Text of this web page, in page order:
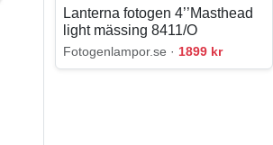
Lanterna fotogen 4’’Masthead
light mässing 8411/O
Fotogenlampor.se ·1899 kr